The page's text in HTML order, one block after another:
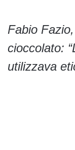
Fabio
cioccolato:
utilizzava